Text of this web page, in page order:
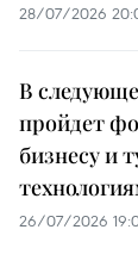
28/07/2026
В
пройдет
бизнесу и
26/07/2026